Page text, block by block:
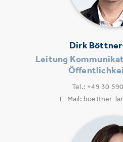
Dirk
Leitung
Tel.: +49 30
E-Mail: boettner-